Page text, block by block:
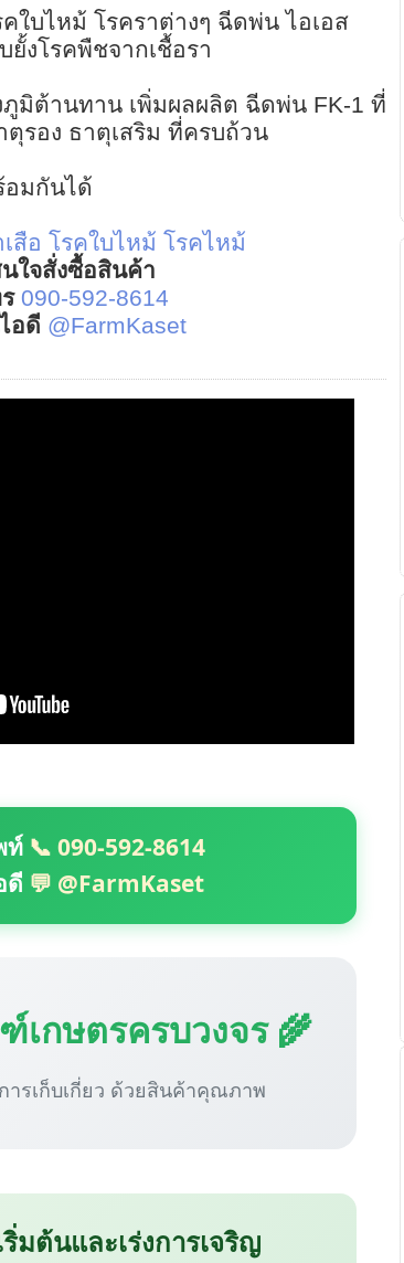
ใบไหม้ โรคราต่างๆ ฉีดพ่น ไอเอส
งโรคพืชจากเชื้อรา
ภูมิต้านทาน เพิ่มผลผลิต ฉีดพ่น FK-1 ที่
รอง ธาตุเสริม ที่ครบถ้วน
มกันได้
สือ โรคใบไหม้ โรคไหม้
ใจสั่งซื้อสินค้า
090-592-8614
อดี @FarmKaset
ท์ 📞 090-592-8614
ดี 💬 @FarmKaset
กษตรครบวงจร 🌾
ารเก็บเกี่ยว ด้วยสินค้าคุณภาพ
มต้นและเร่งการเจริญ